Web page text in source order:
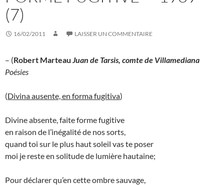
(7)
16/02/2011 LAISSER UN COMMENTAIRE
– (Robert Marteau Juan de Tarsis, comte de Villamediana
Poésies
(Divina ausente, en forma fugitiva)
Divine absente, faite forme fugitive
en raison de l’inégalité de nos sorts,
quand toi sur le plus haut soleil vas te poser
moi je reste en solitude de lumière hautaine;
Pour déclarer qu’en cette ombre sauvage,